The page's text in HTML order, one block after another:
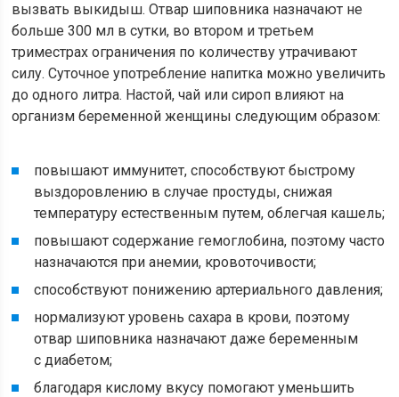
вызвать выкидыш. Отвар шиповника назначают не
больше 300 мл в сутки, во втором и третьем
триместрах ограничения по количеству утрачивают
силу. Суточное употребление напитка можно увеличить
до одного литра. Настой, чай или сироп влияют на
организм беременной женщины следующим образом:
повышают иммунитет, способствуют быстрому
выздоровлению в случае простуды, снижая
температуру естественным путем, облегчая кашель;
повышают содержание гемоглобина, поэтому часто
назначаются при анемии, кровоточивости;
способствуют понижению артериального давления;
нормализуют уровень сахара в крови, поэтому
отвар шиповника назначают даже беременным
с диабетом;
благодаря кислому вкусу помогают уменьшить